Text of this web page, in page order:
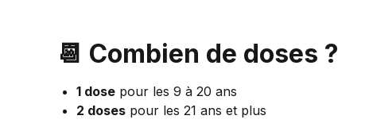
📆 Combien de doses ?
1 dose pour les 9 à 20 ans
2 doses pour les 21 ans et plus